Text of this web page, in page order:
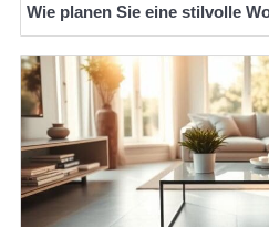
Wie planen Sie eine stilvolle